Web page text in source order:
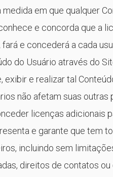
em que qualquer
e concorda que a
e concederá a cada
do Usuário através do
e realizar tal
não afetam suas
licenças adicionais
e garante que tem
incluindo sem
direitos de contatos